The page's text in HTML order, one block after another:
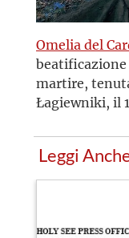
Omelia del
beatificazione
martire,
Łagiewniki, il
Leggi